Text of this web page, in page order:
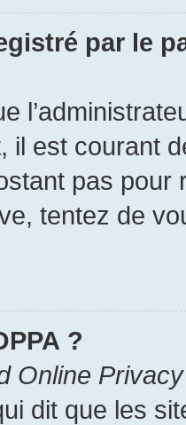
par le
il est courant
pas pour
tentez de
?
Online
dit que les